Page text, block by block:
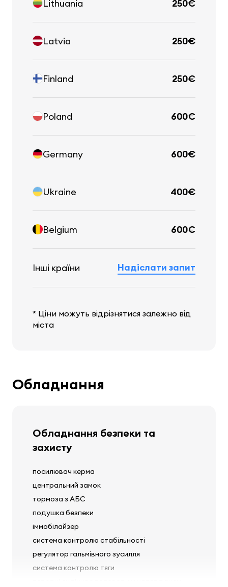
Lithuania 250€
Latvia 250€
Finland 250€
Poland 600€
Germany 600€
Ukraine 400€
Belgium 600€
Інші країни Надіслати запит
* Ціни можуть відрізнятися залежно від
міста
Обладнання
Обладнання безпеки та
захисту
посилювач керма
центральний замок
тормоза з АБС
подушка безпеки
іммобілайзер
система контролю стабільності
регулятор гальмівного зусилля
система контролю тяги